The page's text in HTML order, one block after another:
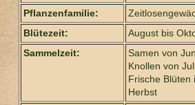
Pflanzenfamilie:
Blütezeit:
August bis
Sammelzeit:
Samen von
Knollen von
Frische Blüten
Herbst